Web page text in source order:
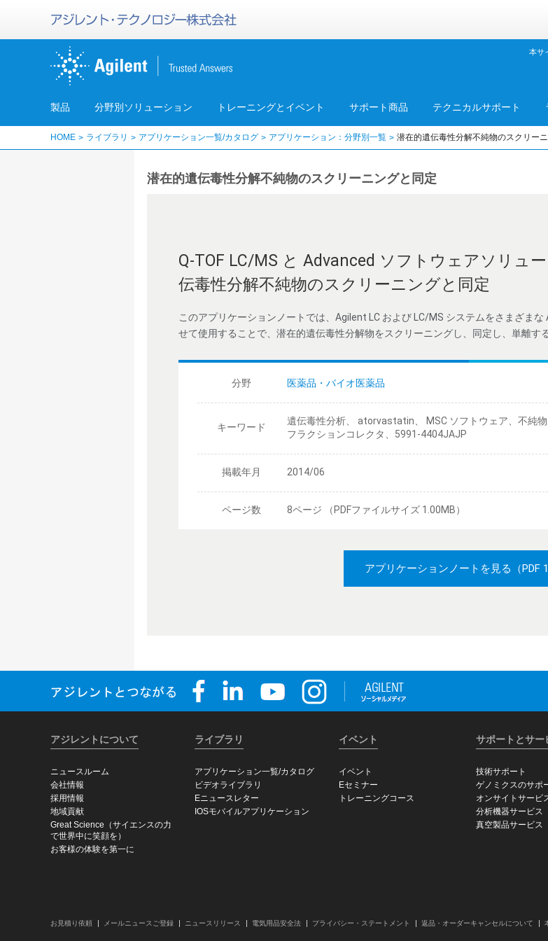
本サ
製品 分野別ソリューション トレーニングとイベント サポート商品 テクニカルサポート
HOME ライブラリ アプリケーション一覧/カタログ アプリケーション：分野別一覧 潜在的遺伝毒性分解不純物のスクリー
潜在的遺伝毒性分解不純物のスクリーニングと同定
Q-TOF LC/MS と Advanced ソフトウェアソリュ
伝毒性分解不純物のスクリーニングと同定
このアプリケーションノートでは、Agilent LC および LC/MS システムをさまざま
せて使用することで、潜在的遺伝毒性分解物をスクリーニングし、同定し、単離す
分野 医薬品・バイオ医薬品
キーワード
遺伝毒性分析、 atorvastatin、 MSC ソフトウェア、不純物
フラクションコレクタ、5991-4404JAJP
掲載年月 2014/06
ページ数 8ページ （PDFファイルサイズ 1.00MB）
アプリケーションノートを見る （PDF
アジレントについて
ニュースルーム
会社情報
採用情報
地域貢献
Great Science（サイエンスの力
で世界中に笑顔を）
お客様の体験を第一に
ライブラリ
アプリケーション一覧/カタログ
ビデオライブラリ
Eニュースレター
IOSモバイルアプリケーション
イベント
イベント
Eセミナー
トレーニングコース
サポートとサー
技術サポート
ゲノミクスのサポ
オンサイトサービ
分析機器サービス
真空製品サービス
お見積り依頼 メールニュースご登録 ニュースリリース 電気用品安全法 プライバシー・ステートメント 返品・オーダーキャンセルについて